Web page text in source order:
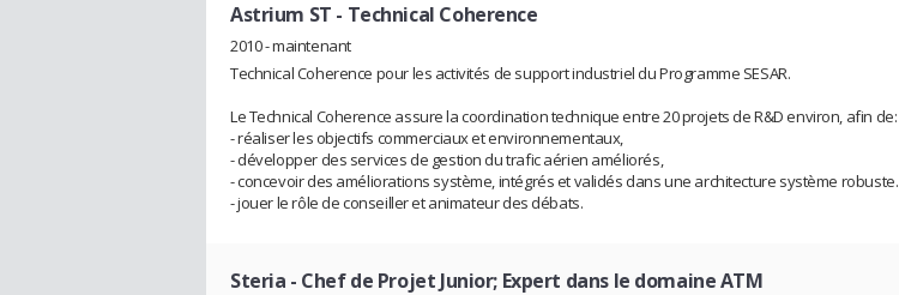
Astrium ST - Technical Coherence
2010 - maintenant
Technical Coherence pour les activités de support industriel du Programme SESAR.
Le Technical Coherence assure la coordination technique entre 20 projets de R&D environ, afin de:
- réaliser les objectifs commerciaux et environnementaux,
- développer des services de gestion du trafic aérien améliorés,
- concevoir des améliorations système, intégrés et validés dans une architecture système robuste.
- jouer le rôle de conseiller et animateur des débats.
Steria - Chef de Projet Junior; Expert dans le domaine ATM